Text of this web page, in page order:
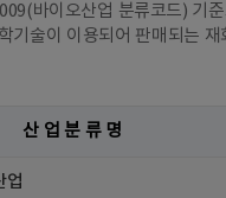
바이오산업 분류코드) 기
기술이 이용되어 판매되는
산 업 분 류 명
업